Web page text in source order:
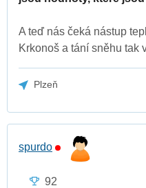
A teď nás čeká nástup
Krkonoš a tání sněhu tak
Plzeň
spurdo
92